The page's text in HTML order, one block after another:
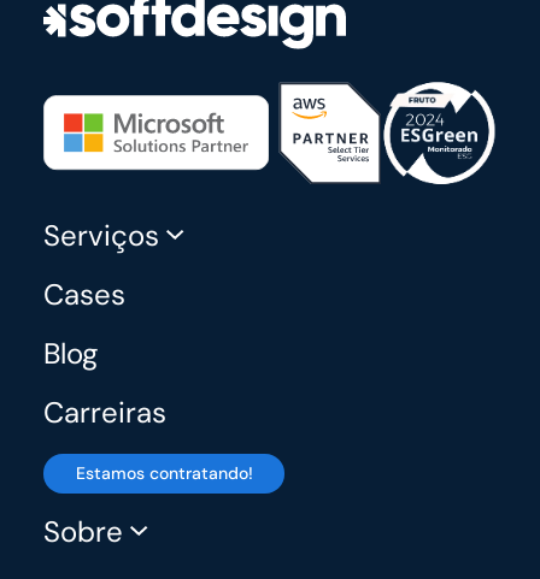
Serviços
Cases
Blog
Carreiras
Estamos contratando!
Sobre